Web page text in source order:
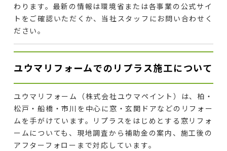
わります。最新の情報は環境省または各事業の公式サイ
トをご確認いただくか、当社スタッフにお問い合わせく
ださい。
ユウマリフォームでのリプラス施工について
ユウマリフォーム（株式会社ユウマペイント）は、柏・
松戸・船橋・市川を中心に窓・玄関ドアなどのリフォー
ムを手がけています。リプラスをはじめとする窓リフォ
ームについても、現地調査から補助金の案内、施工後の
アフターフォローまで対応しています。